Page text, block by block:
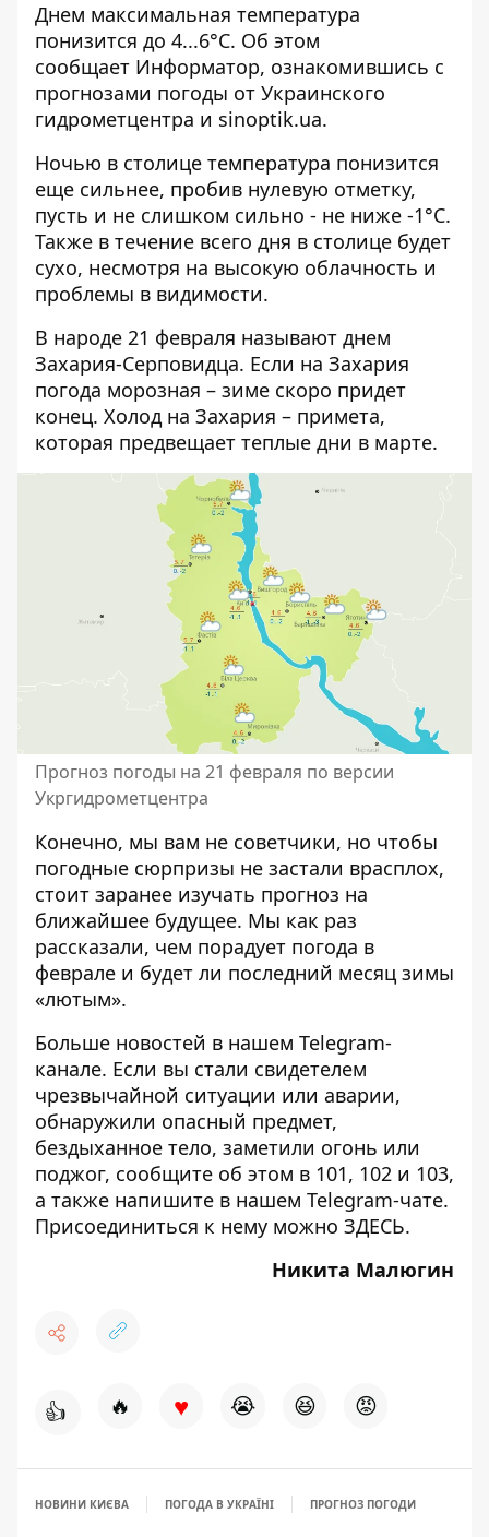
Днем максимальная температура
понизится до 4...6°C. Об этом
сообщает Информатор, ознакомившись с
прогнозами погоды от Украинского
гидрометцентра и sinoptik.ua.
Ночью в столице температура понизится
еще сильнее, пробив нулевую отметку,
пусть и не слишком сильно - не ниже -1°C.
Также в течение всего дня в столице будет
сухо, несмотря на высокую облачность и
проблемы в видимости.
В народе 21 февраля называют днем
Захария-Серповидца. Если на Захария
погода морозная – зиме скоро придет
конец. Холод на Захария – примета,
которая предвещает теплые дни в марте.
Прогноз погоды на 21 февраля по версии
Укргидрометцентра
Конечно, мы вам не советчики, но чтобы
погодные сюрпризы не застали врасплох,
стоит заранее изучать прогноз на
ближайшее будущее. Мы как раз
рассказали, чем порадует погода в
феврале и будет ли последний месяц зимы
«лютым».
Больше новостей в нашем Telegram-
канале. Если вы стали свидетелем
чрезвычайной ситуации или аварии,
обнаружили опасный предмет,
бездыханное тело, заметили огонь или
поджог, сообщите об этом в 101, 102 и 103,
а также напишите в нашем Telegram-чате.
Присоединиться к нему можно ЗДЕСЬ.
Никита Малюгин
👍 🔥 ♥ 😭 😆 😡
НОВИНИ КИЄВА ПОГОДА В УКРАЇНІ ПРОГНОЗ ПОГОДИ